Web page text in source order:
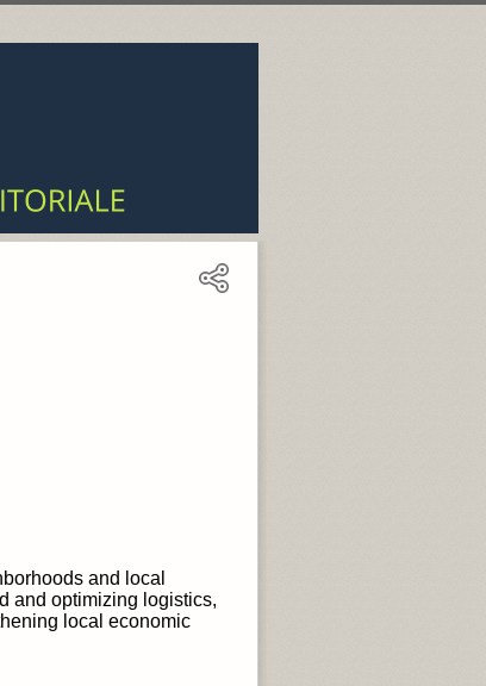
and local
and optimizing logistics,
local economic